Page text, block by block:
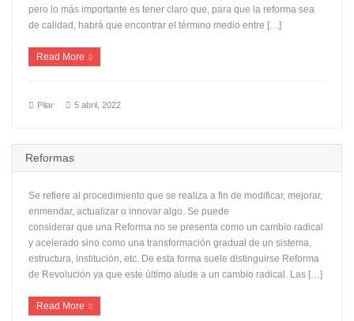
pero lo más importante es tener claro que, para que la reforma sea
de calidad, habrá que encontrar el término medio entre […]
Read More
Pilar 5 abril, 2022
Reformas
Se refiere al procedimiento que se realiza a fin de modificar, mejorar,
enmendar, actualizar o innovar algo. Se puede
considerar que una Reforma no se presenta como un cambio radical
y acelerado sino como una transformación gradual de un sistema,
estructura, institución, etc. De esta forma suele distinguirse Reforma
de Revolución ya que este último alude a un cambio radical. Las […]
Read More